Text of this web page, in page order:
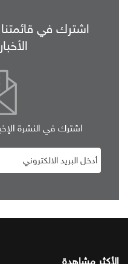
اشترك في
اشترك في النشرة
الأكثر مشاهدة